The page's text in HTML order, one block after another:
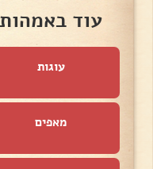
עוד
עוגות
מאפים